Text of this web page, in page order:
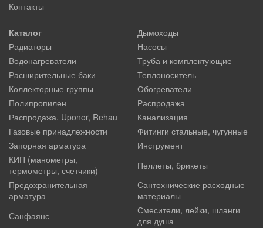
Контакты
Каталог
Дымоходы
Радиаторы
Насосы
Водонагреватели
Труба и комплектующие
Расширительные баки
Теплоноситель
Коллекторные группы
Обогреватели
Полипропилен
Распродажа
Распродажа. Uponor, Rehau
Канализация
Газовые принадлежности
Фитинги стальные, чугунные
Запорная арматура
Инструмент
КИП (манометры,
термометры, счетчики)
Пеллеты, брикеты
Предохранительная
арматура
Сантехнические расходные
материалы
Санфаянс
Смесители, лейки, шланги
для душа